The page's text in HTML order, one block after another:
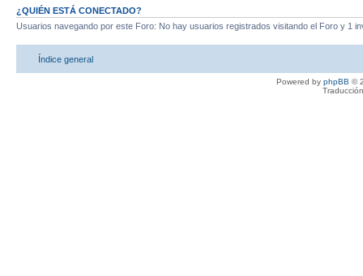
¿QUIÉN ESTÁ CONECTADO?
Usuarios navegando por este Foro: No hay usuarios registrados visitando el Foro y 1
Índice general
Powered by phpBB ©